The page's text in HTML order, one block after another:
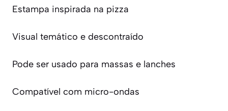
Estampa inspirada na pizza
Visual temático e descontraído
Pode ser usado para massas e lanches
Compatível com micro-ondas